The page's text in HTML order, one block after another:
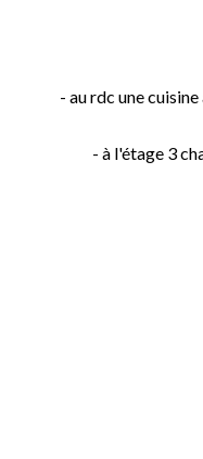
- au rdc une
- à l'étage 3